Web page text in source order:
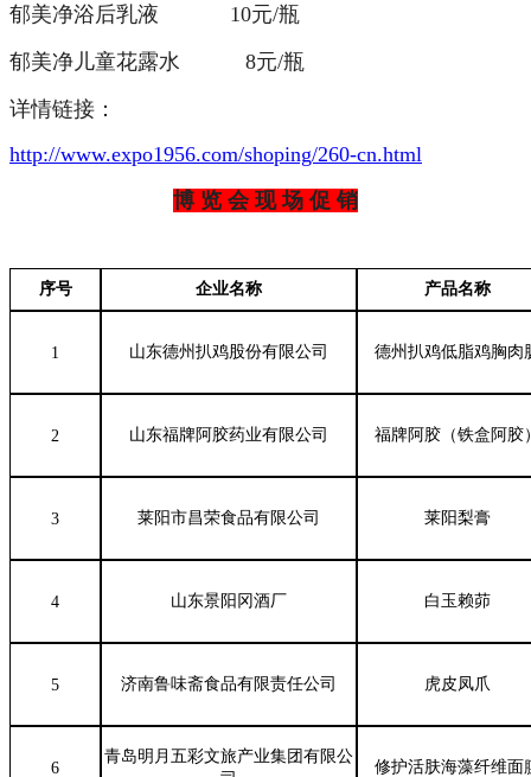
郁美净浴后乳液 10元/瓶
郁美净儿童花露水 8元/瓶
详情链接：
http://www.expo1956.com/shoping/260-cn.html
博 览 会 现 场 促 销
序号 企业名称 产品名称
1 山东德州扒鸡股份有限公司 德州扒鸡低脂鸡胸肉
2 山东福牌阿胶药业有限公司 福牌阿胶（铁盒阿胶
3 莱阳市昌荣食品有限公司 莱阳梨膏
4 山东景阳冈酒厂 白玉赖茆
5 济南鲁味斋食品有限责任公司 虎皮凤爪
6
青岛明月五彩文旅产业集团有限公
修护活肤海藻纤维面